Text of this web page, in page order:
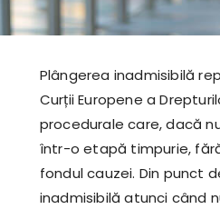
Plângerea inadmisibilă
Curții Europene a
procedurale care, dacă
într-o etapă timpurie,
fondul cauzei. Din punct
inadmisibilă atunci când